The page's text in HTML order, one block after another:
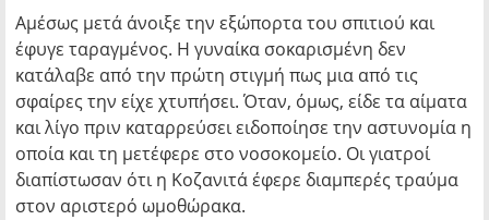
Αμέσως μετά άνοιξε την εξώπορτα του σπιτιού και
έφυγε ταραγμένος. Η γυναίκα σοκαρισμένη δεν
κατάλαβε από την πρώτη στιγμή πως μια από τις
σφαίρες την είχε χτυπήσει. Όταν, όμως, είδε τα αίματα
και λίγο πριν καταρρεύσει ειδοποίησε την αστυνομία η
οποία και τη μετέφερε στο νοσοκομείο. Οι γιατροί
διαπίστωσαν ότι η Κοζανιτά έφερε διαμπερές τραύμα
στον αριστερό ωμοθώρακα.